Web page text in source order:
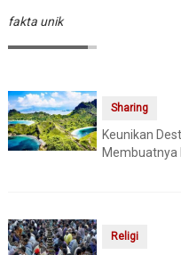
fakta unik
Sharing
Keunikan
Membuatnya
Religi